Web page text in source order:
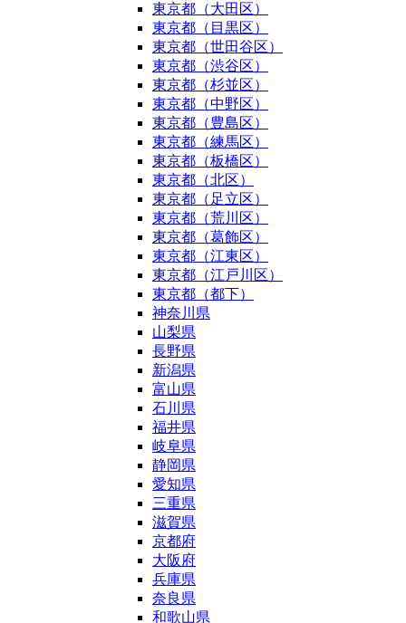
東京都（大田区）
東京都（目黒区）
東京都（世田谷区）
東京都（渋谷区）
東京都（杉並区）
東京都（中野区）
東京都（豊島区）
東京都（練馬区）
東京都（板橋区）
東京都（北区）
東京都（足立区）
東京都（荒川区）
東京都（葛飾区）
東京都（江東区）
東京都（江戸川区）
東京都（都下）
神奈川県
山梨県
長野県
新潟県
富山県
石川県
福井県
岐阜県
静岡県
愛知県
三重県
滋賀県
京都府
大阪府
兵庫県
奈良県
和歌山県